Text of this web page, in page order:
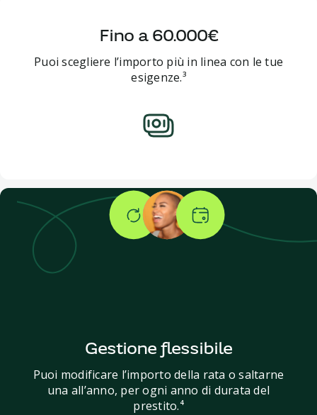
Fino a 60.000€
Puoi scegliere l’importo più in linea con le tue
esigenze.³
Gestione flessibile
Puoi modificare l’importo della rata o saltarne
una all’anno, per ogni anno di durata del
prestito.⁴